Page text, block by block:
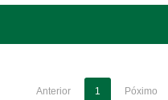
Anterior 1 Póximo